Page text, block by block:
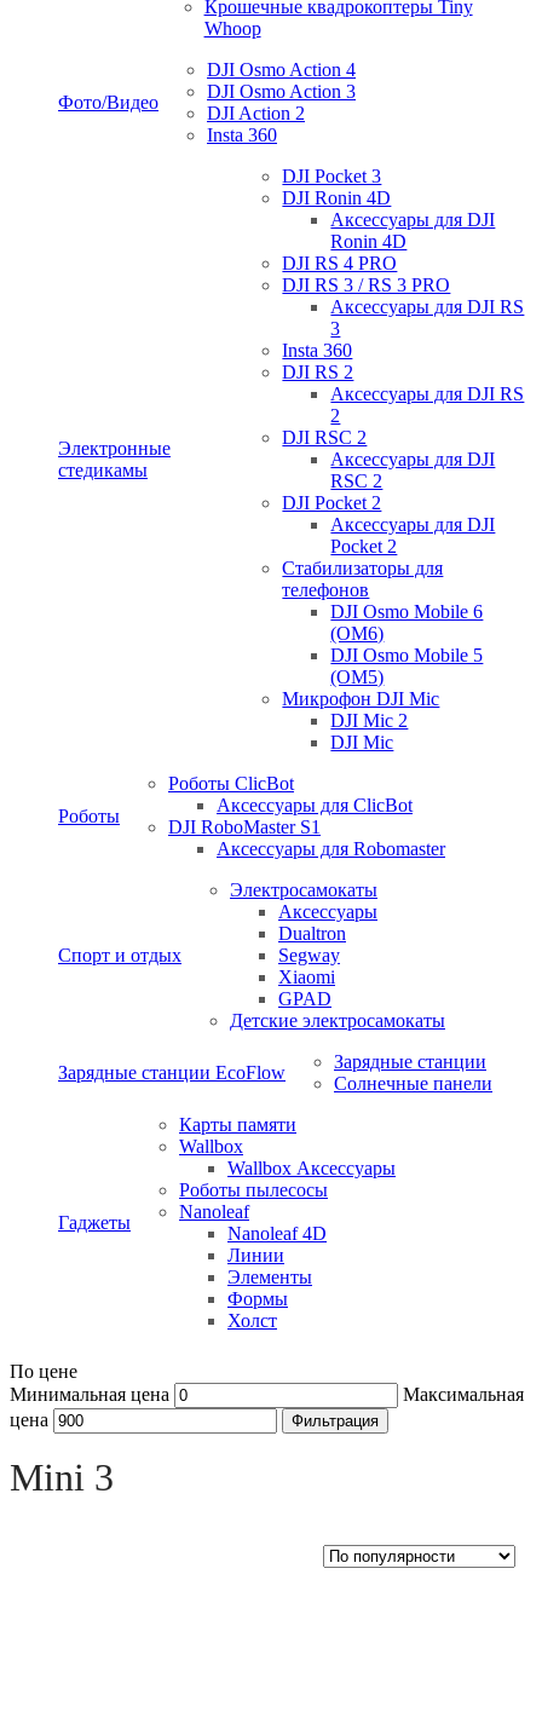
Крошечные квадрокоптеры Tiny
Whoop
Фото/Видео
DJI Osmo Action 4
DJI Osmo Action 3
DJI Action 2
Insta 360
Электронные
стедикамы
DJI Pocket 3
DJI Ronin 4D
Аксессуары для DJI
Ronin 4D
DJI RS 4 PRO
DJI RS 3 / RS 3 PRO
Аксессуары для DJI RS
3
Insta 360
DJI RS 2
Аксессуары для DJI RS
2
DJI RSC 2
Аксессуары для DJI
RSC 2
DJI Pocket 2
Аксессуары для DJI
Pocket 2
Стабилизаторы для
телефонов
DJI Osmo Mobile 6
(OM6)
DJI Osmo Mobile 5
(OM5)
Микрофон DJI Mic
DJI Mic 2
DJI Mic
Роботы
Роботы ClicBot
Аксессуары для ClicBot
DJI RoboMaster S1
Аксессуары для Robomaster
Спорт и отдых
Электросамокаты
Аксессуары
Dualtron
Segway
Xiaomi
GPAD
Детские электросамокаты
Зарядные станции EcoFlow
Зарядные станции
Солнечные панели
Гаджеты
Карты памяти
Wallbox
Wallbox Аксессуары
Роботы пылесосы
Nanoleaf
Nanoleaf 4D
Линии
Элементы
Формы
Холст
По цене
Минимальная цена
Максимальная
цена
Фильтрация
Mini 3